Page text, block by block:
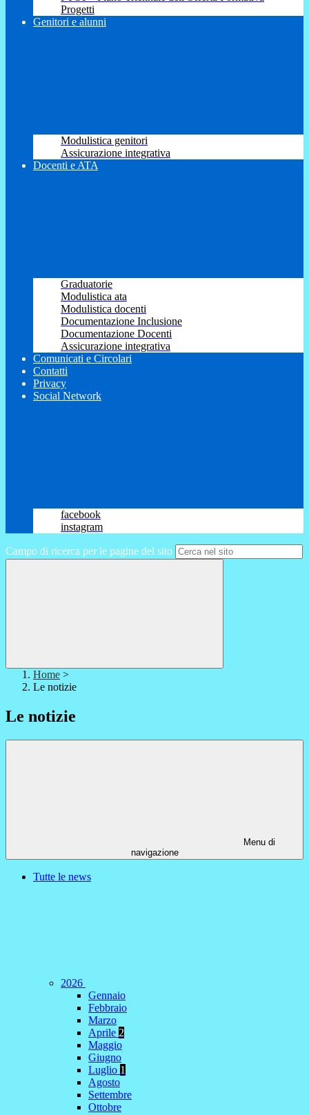
Progetti
Genitori e alunni
Modulistica genitori
Assicurazione integrativa
Docenti e ATA
Graduatorie
Modulistica ata
Modulistica docenti
Documentazione Inclusione
Documentazione Docenti
Assicurazione integrativa
Comunicati e Circolari
Contatti
Privacy
Social Network
facebook
instagram
Campo di ricerca per le pagine del sito
Home >
Le notizie
Le notizie
Menu di
navigazione
Tutte le news
2026
Gennaio
Febbraio
Marzo
Aprile 2
Maggio
Giugno
Luglio 1
Agosto
Settembre
Ottobre